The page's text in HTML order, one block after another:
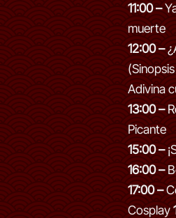
11:00 –
muerte
12:00 –
Adivina
13:00 –
Picante
15:00 –
16:00 –
17:00 –
Cosplay